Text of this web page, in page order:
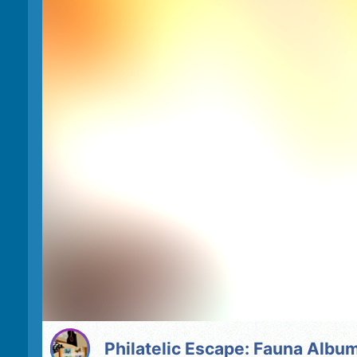
Philatelic Escape: Fauna